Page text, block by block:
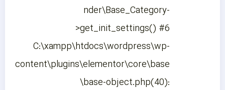
nder\Base_Category-
>get_init_settings() #6
C:\xampp\htdocs\wordpress\wp-
content\plugins\elementor\core\base
\base-object.php(40):